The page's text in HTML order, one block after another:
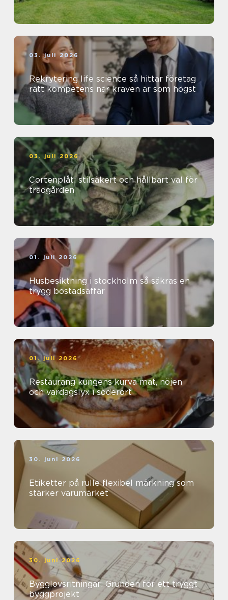
03. juli 2026
Rekrytering life science så hittar företag
rätt kompetens när kraven är som högst
03. juli 2026
Cortenplåt: stilsäkert och hållbart val för
trädgården
01. juli 2026
Husbesiktning i stockholm så säkras en
trygg bostadsaffär
01. juli 2026
Restaurang kungens kurva mat, nöjen
och vardagslyx i söderort
30. juni 2026
Etiketter på rulle flexibel märkning som
stärker varumärket
30. juni 2026
Bygglovsritningar: Grunden för ett tryggt
byggprojekt